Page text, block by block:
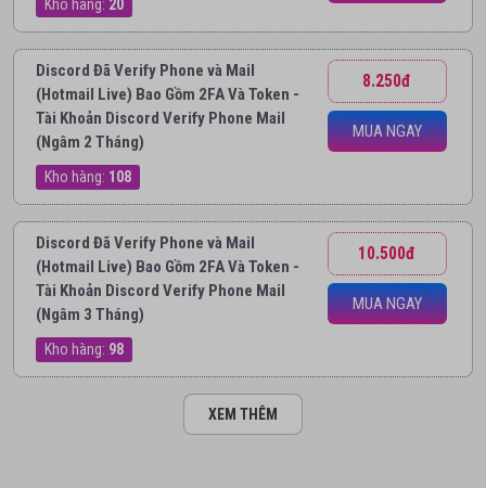
Kho hàng: 20
Discord Đã Verify Phone và Mail
(Hotmail Live) Bao Gồm 2FA Và Token -
Tài Khoản Discord Verify Phone Mail
(Ngâm 2 Tháng)
Kho hàng: 108
8.250đ
MUA NGAY
Discord Đã Verify Phone và Mail
(Hotmail Live) Bao Gồm 2FA Và Token -
Tài Khoản Discord Verify Phone Mail
(Ngâm 3 Tháng)
Kho hàng: 98
10.500đ
MUA NGAY
XEM THÊM